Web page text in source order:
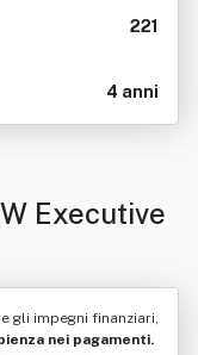
221
4 anni
W Executive
gli impegni finanziari,
nei pagamenti.